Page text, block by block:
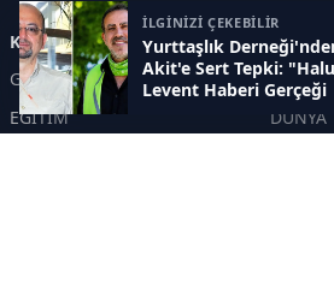
İLGİNİZİ ÇEKEBİLİR
Yurttaşlık
Akit'e Sert Tepki:
Levent Haberi Gerçeği
Kategoriler
GÜNDEM
EĞİTİM
DÜNYA